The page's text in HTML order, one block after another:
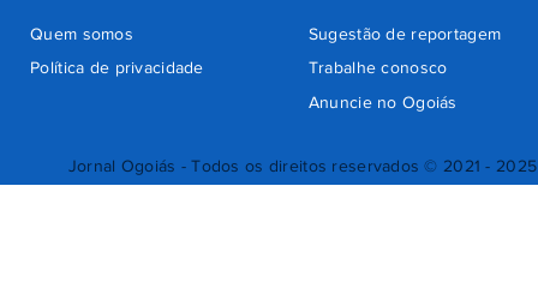
Jornal Ogoiás - Todos os direitos reservados © 2021 - 2025
Quem somos
Sugestão de reportagem
Trabalhe conosco
Política de privacidade
Anuncie no Ogoiás